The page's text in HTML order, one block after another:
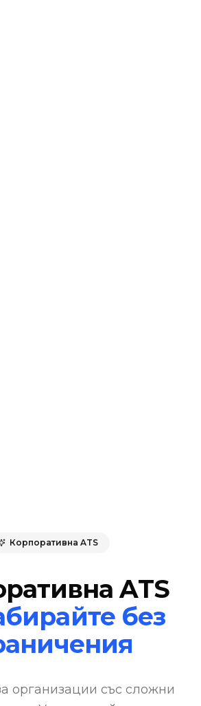
Корпоративна ATS
ATS
без
организации със сложни